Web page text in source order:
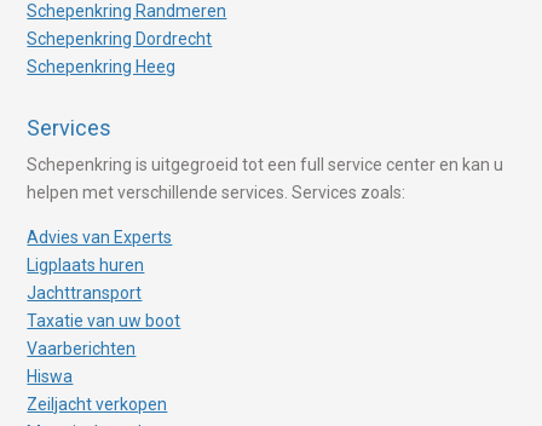
Schepenkring Randmeren
Schepenkring Dordrecht
Schepenkring Heeg
Services
Schepenkring is uitgegroeid tot een full service center en kan u
helpen met verschillende services. Services zoals:
Advies van Experts
Ligplaats huren
Jachttransport
Taxatie van uw boot
Vaarberichten
Hiswa
Zeiljacht verkopen